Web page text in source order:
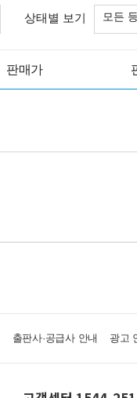
상태별 보기 모든
판매가
출판사·공급사 안내 광고